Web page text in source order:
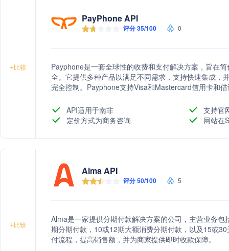
+比较
PayPhone API
评分 35/100 0
Payphone是一套全球性的收费和支付解决方案，旨在
全。它提供多种产品以满足不同需求，支持快速集成，
完全控制。Payphone支持Visa和Mastercard信用卡和
3D Secure认证，以及反欺诈系统和交易控制。
API适用于南非
支持官
定价方式为商务咨询
网站在
+比较
Alma API
评分 50/100 5
Alma是一家提供分期付款解决方案的公司，主营业务
期分期付款，10或12期大额消费分期付款，以及15或
付流程，提高销售额，并为商家提供即时收款保障。